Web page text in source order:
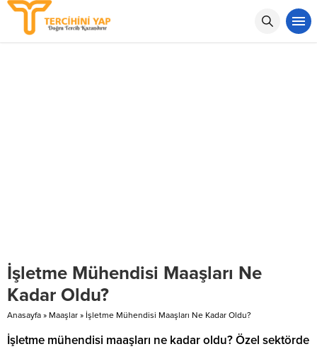
İşletme Mühendisi Maaşları Ne
Kadar Oldu?
Anasayfa » Maaşlar » İşletme Mühendisi Maaşları Ne Kadar Oldu?
İşletme mühendisi maaşları ne kadar oldu? Özel sektörde